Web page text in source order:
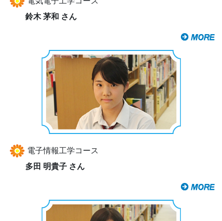
鈴木 茅和 さん
電子情報工学コース
多田 明貴子 さん